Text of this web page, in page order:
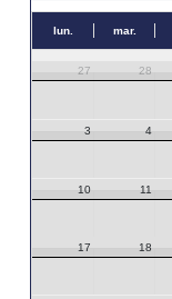
lun. mar.
27 28
3 4
10 11
17 18